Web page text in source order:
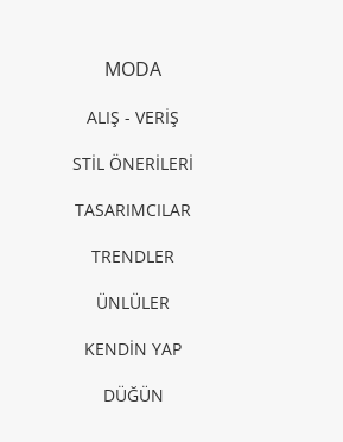
MODA
ALIŞ - VERİŞ
STİL ÖNERİLERİ
TASARIMCILAR
TRENDLER
ÜNLÜLER
KENDİN YAP
DÜĞÜN